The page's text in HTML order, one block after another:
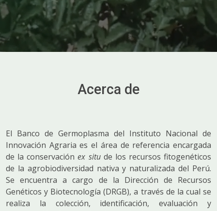
Acerca de
El Banco de Germoplasma del Instituto Nacional de
Innovación Agraria es el área de referencia encargada
de la conservaciónex situde los recursos fitogenéticos
de la agrobiodiversidad nativa y naturalizada del Perú.
Se encuentra a cargo de la Dirección de Recursos
Genéticos y Biotecnología (DRGB), a través de la cual se
realiza la colección, identificación, evaluación y